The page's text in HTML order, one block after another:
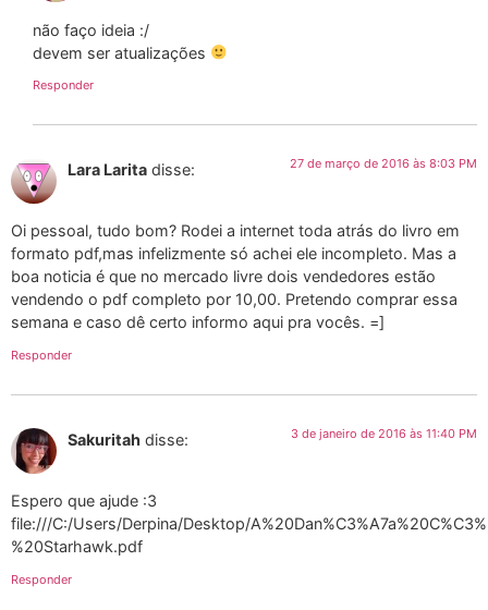
não faço ideia :/
devem ser atualizações
Responder
Lara Larita disse: 27 de março de 2016 às 8:03 PM
Oi pessoal, tudo bom? Rodei a internet toda atrás do livro em
formato pdf,mas infelizmente só achei ele incompleto. Mas a
boa noticia é que no mercado livre dois vendedores estão
vendendo o pdf completo por 10,00. Pretendo comprar essa
semana e caso dê certo informo aqui pra vocês. =]
Responder
Sakuritah disse: 3 de janeiro de 2016 às 11:40 PM
Espero que ajude :3
file:///C:/Users/Derpina/Desktop/
%20Starhawk.pdf
Responder